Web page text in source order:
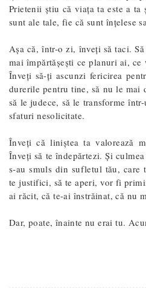
Prietenii știu că viața ta este a
sunt ale tale, fie că sunt înțelese
Așa că, într-o zi, înveți să taci.
mai împărtășești ce planuri ai,
Înveți să-ți ascunzi fericirea
durerile pentru tine, să nu le mai
să le judece, să le transforme
sfaturi nesolicitate.
Înveți că liniștea ta valorează
Înveți să te îndepărtezi. Și
s-au smuls din sufletul tău, care
te justifici, să te aperi, vor fi
ai răcit, că te-ai înstrăinat, că nu
Dar, poate, înainte nu erai tu.